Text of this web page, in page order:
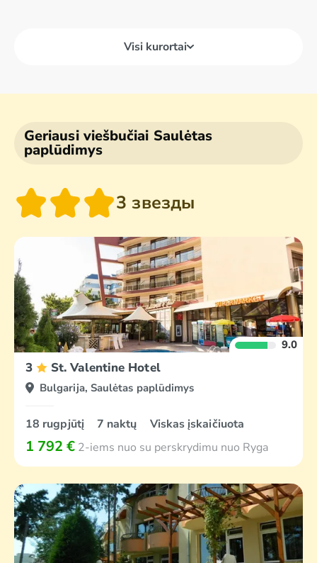
Visi kurortai
Geriausi viešbučiai Saulėtas
paplūdimys
3 звезды
9.0
3 St. Valentine Hotel
Bulgarija, Saulėtas paplūdimys
18 rugpjūtį 7 naktų Viskas įskaičiuota
1 792 € 2-iems nuo su perskrydimu nuo Ryga